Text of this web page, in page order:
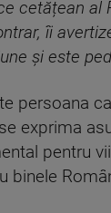
cetățean al
îi
și este
persoana
exprima
pentru
binele